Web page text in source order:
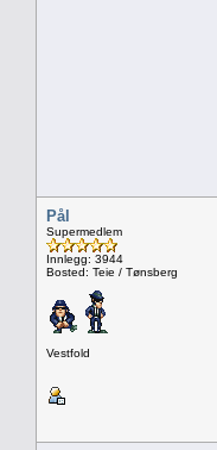
Pål
Supermedlem
Innlegg: 3944
Bosted: Teie / Tønsberg
Vestfold